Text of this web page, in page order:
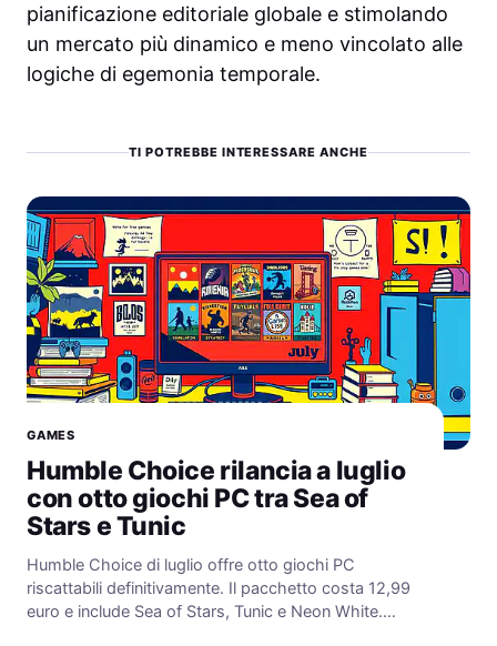
pianificazione editoriale globale e stimolando
un mercato più dinamico e meno vincolato alle
logiche di egemonia temporale.
TI POTREBBE INTERESSARE ANCHE
GAMES
Humble Choice rilancia a luglio
con otto giochi PC tra Sea of
Stars e Tunic
Humble Choice di luglio offre otto giochi PC
riscattabili definitivamente. Il pacchetto costa 12,99
euro e include Sea of Stars, Tunic e Neon White.…